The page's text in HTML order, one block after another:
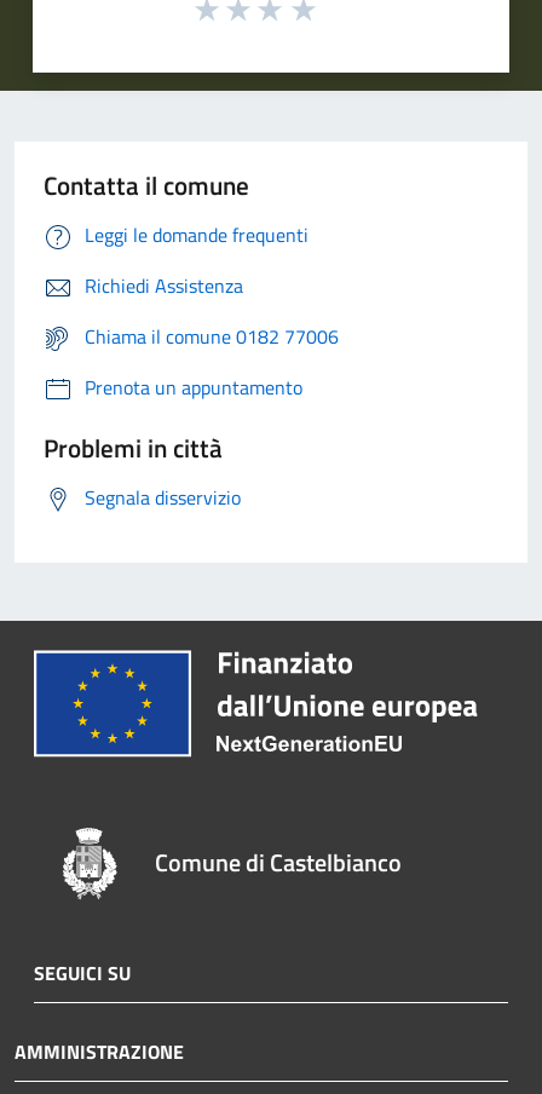
Contatta il comune
Leggi le domande frequenti
Richiedi Assistenza
Chiama il comune 0182 77006
Prenota un appuntamento
Problemi in città
Segnala disservizio
Comune di Castelbianco
SEGUICI SU
AMMINISTRAZIONE